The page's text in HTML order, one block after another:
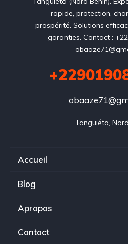
rapide, protection,
prospérité. Solutions
garanties. Contact :
Tanguiéta,
Accueil
Blog
Apropos
Contact